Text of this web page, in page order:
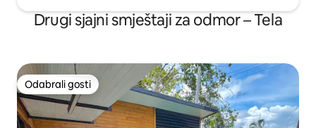
Drugi sjajni smještaji za odmor – Tela
Odabrali gosti
Odabrali gosti